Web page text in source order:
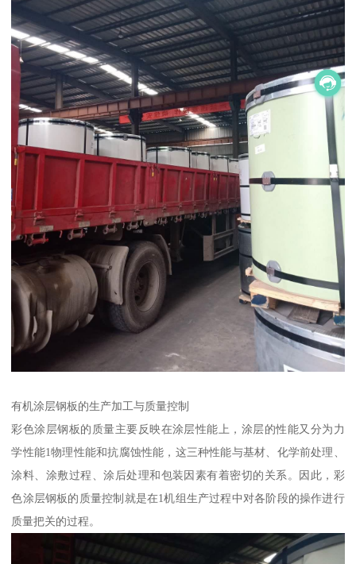
有机涂层钢板的生产加工与质量控制
彩色涂层钢板的质量主要反映在涂层性能上，涂层的性能又分为力
学性能1物理性能和抗腐蚀性能，这三种性能与基材、化学前处理、
涂料、涂敷过程、涂后处理和包装因素有着密切的关系。因此，彩
色涂层钢板的质量控制就是在1机组生产过程中对各阶段的操作进行
质量把关的过程。